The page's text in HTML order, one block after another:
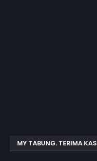
MY TABUNG. TERIMA